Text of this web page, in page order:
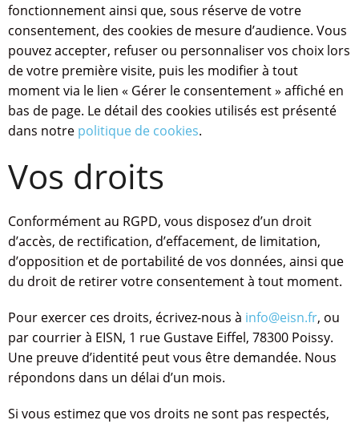
fonctionnement ainsi que, sous réserve de votre
consentement, des cookies de mesure d’audience. Vous
pouvez accepter, refuser ou personnaliser vos choix lors
de votre première visite, puis les modifier à tout
moment via le lien « Gérer le consentement » affiché en
bas de page. Le détail des cookies utilisés est présenté
dans notre politique de cookies.
Vos droits
Conformément au RGPD, vous disposez d’un droit
d’accès, de rectification, d’effacement, de limitation,
d’opposition et de portabilité de vos données, ainsi que
du droit de retirer votre consentement à tout moment.
Pour exercer ces droits, écrivez-nous à info@eisn.fr, ou
par courrier à EISN, 1 rue Gustave Eiffel, 78300 Poissy.
Une preuve d’identité peut vous être demandée. Nous
répondons dans un délai d’un mois.
Si vous estimez que vos droits ne sont pas respectés,